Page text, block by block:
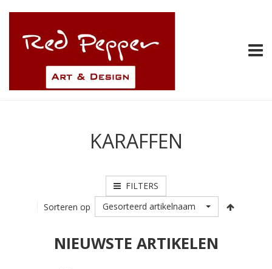
KARAFFEN
FILTERS
Sorteren op
Gesorteerd artikelnaam
NIEUWSTE ARTIKELEN